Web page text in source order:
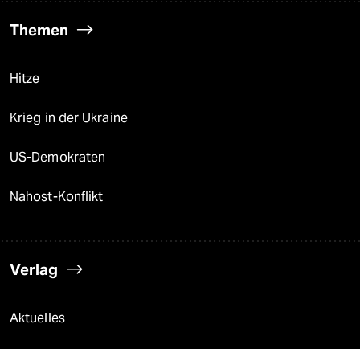
Themen
Hitze
Krieg in der Ukraine
US-Demokraten
Nahost-Konflikt
Verlag
Aktuelles